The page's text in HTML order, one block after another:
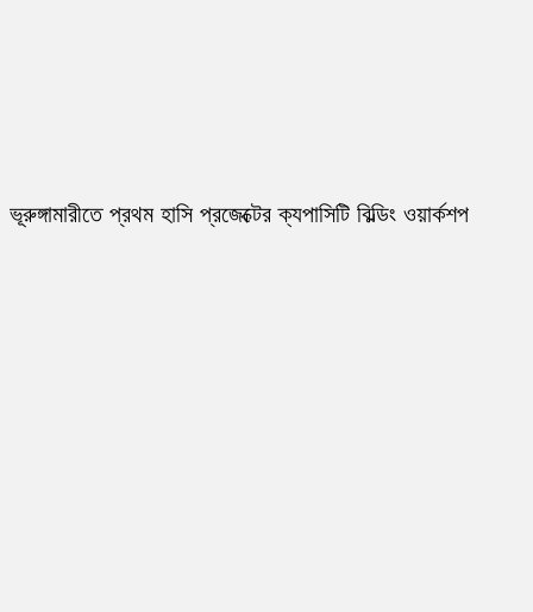
ভূরুঙ্গামারীতে প্রথম হাসি প্রজেক্টের ক্যপাসিটি বিল্ডিং ওয়ার্কশপ